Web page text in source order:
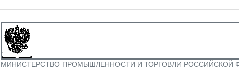
МИНИСТЕРСТВО ПРОМЫШЛЕННОСТИ И ТОРГОВЛИ РОССИЙСКОЙ